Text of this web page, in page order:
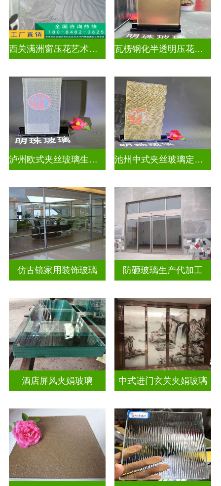
西关满洲窗压花艺术玻璃门窗 瓦楞钢化半透明压花玻璃
泸州欧式夹丝玻璃生产厂家地址 池州中式夹丝玻璃定做厂
仿古镜家用装饰玻璃 防砸玻璃生产代加工
酒店屏风夹娟玻璃 中式进门玄关夹娟玻璃